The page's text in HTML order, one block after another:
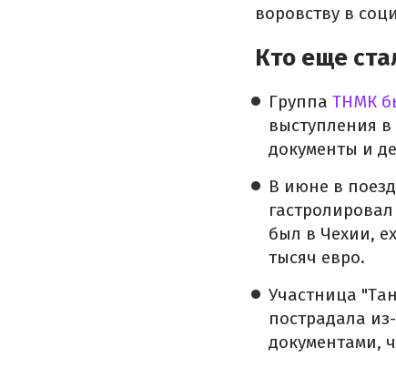
воровству в
Кто еще
Группа ТНМК
выступления
документы и
В июне в
был в Чехии,
тысяч евро.
Участница
пострадала
документами,